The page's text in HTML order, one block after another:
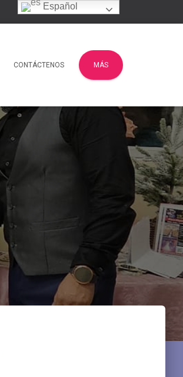
CONTÁCTENOS MÁS
Español